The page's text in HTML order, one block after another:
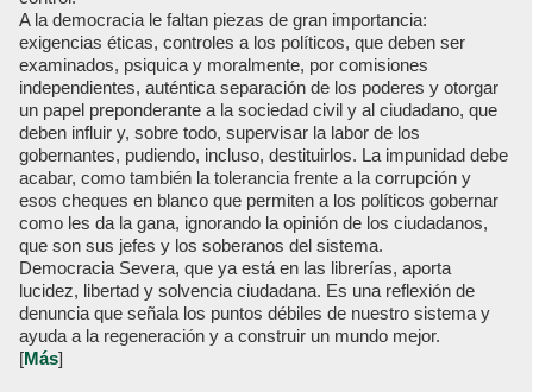
A la democracia le faltan piezas de gran importancia:
exigencias éticas, controles a los políticos, que deben ser
examinados, psiquica y moralmente, por comisiones
independientes, auténtica separación de los poderes y otorgar
un papel preponderante a la sociedad civil y al ciudadano, que
deben influir y, sobre todo, supervisar la labor de los
gobernantes, pudiendo, incluso, destituirlos. La impunidad debe
acabar, como también la tolerancia frente a la corrupción y
esos cheques en blanco que permiten a los políticos gobernar
como les da la gana, ignorando la opinión de los ciudadanos,
que son sus jefes y los soberanos del sistema.
Democracia Severa, que ya está en las librerías, aporta
lucidez, libertad y solvencia ciudadana. Es una reflexión de
denuncia que señala los puntos débiles de nuestro sistema y
ayuda a la regeneración y a construir un mundo mejor.
[Más]